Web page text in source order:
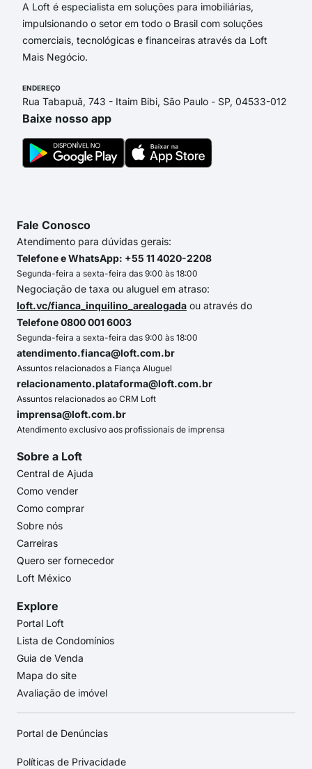
A Loft é especialista em soluções para imobiliárias,
impulsionando o setor em todo o Brasil com soluções
comerciais, tecnológicas e financeiras através da Loft
Mais Negócio.
ENDEREÇO
Rua Tabapuã, 743 - Itaim Bibi, São Paulo - SP, 04533-012
Baixe nosso app
Fale Conosco
Atendimento para dúvidas gerais:
Telefone e WhatsApp: +55 11 4020-2208
Segunda-feira a sexta-feira das 9:00 às 18:00
Negociação de taxa ou aluguel em atraso:
loft.vc/fianca_inquilino_arealogada ou através do
Telefone 0800 001 6003
Segunda-feira a sexta-feira das 9:00 às 18:00
atendimento.fianca@loft.com.br
Assuntos relacionados a Fiança Aluguel
relacionamento.plataforma@loft.com.br
Assuntos relacionados ao CRM Loft
imprensa@loft.com.br
Atendimento exclusivo aos profissionais de imprensa
Sobre a Loft
Central de Ajuda
Como vender
Como comprar
Sobre nós
Carreiras
Quero ser fornecedor
Loft México
Explore
Portal Loft
Lista de Condomínios
Guia de Venda
Mapa do site
Avaliação de imóvel
Portal de Denúncias
Políticas de Privacidade